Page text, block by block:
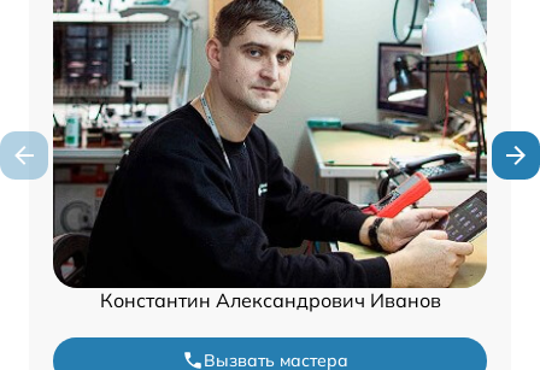
Константин Александрович Иванов
Вызвать мастера